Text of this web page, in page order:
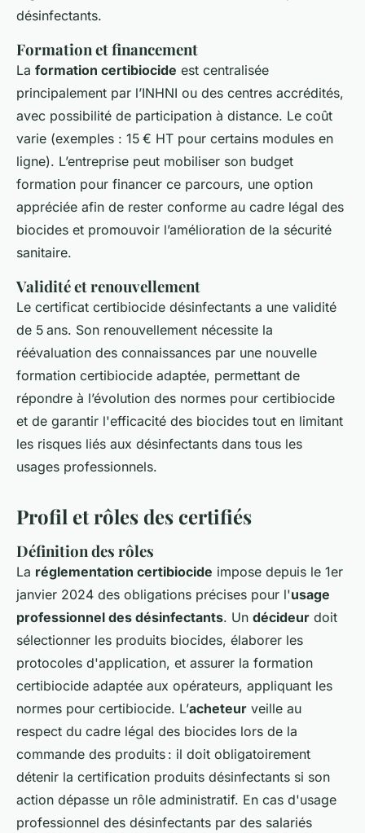
désinfectants.
Formation et financement
La formation certibiocide est centralisée
principalement par l’INHNI ou des centres accrédités,
avec possibilité de participation à distance. Le coût
varie (exemples : 15 € HT pour certains modules en
ligne). L’entreprise peut mobiliser son budget
formation pour financer ce parcours, une option
appréciée afin de rester conforme au cadre légal des
biocides et promouvoir l’amélioration de la sécurité
sanitaire.
Validité et renouvellement
Le certificat certibiocide désinfectants a une validité
de 5 ans. Son renouvellement nécessite la
réévaluation des connaissances par une nouvelle
formation certibiocide adaptée, permettant de
répondre à l’évolution des normes pour certibiocide
et de garantir l'efficacité des biocides tout en limitant
les risques liés aux désinfectants dans tous les
usages professionnels.
Profil et rôles des certifiés
Définition des rôles
La réglementation certibiocide impose depuis le 1er
janvier 2024 des obligations précises pour l'usage
professionnel des désinfectants. Un décideur doit
sélectionner les produits biocides, élaborer les
protocoles d'application, et assurer la formation
certibiocide adaptée aux opérateurs, appliquant les
normes pour certibiocide. L’acheteur veille au
respect du cadre légal des biocides lors de la
commande des produits : il doit obligatoirement
détenir la certification produits désinfectants si son
action dépasse un rôle administratif. En cas d'usage
professionnel des désinfectants par des salariés